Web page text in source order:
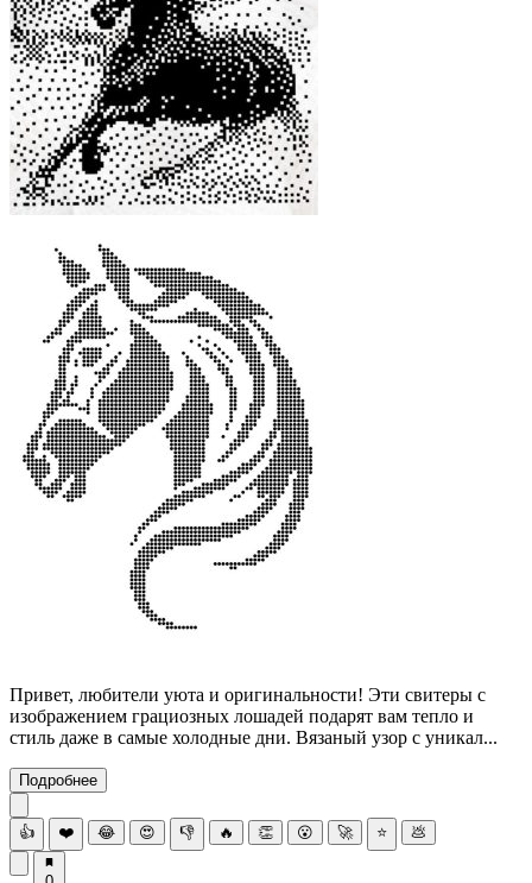
Привет, любители уюта и оригинальности! Эти свитеры с
изображением грациозных лошадей подарят вам тепло и
стиль даже в самые холодные дни. Вязаный узор с уникал...
Подробнее
👍 ❤️ 😂 😍 👎 🔥 👏 😮 🚀 ⭐ 💩